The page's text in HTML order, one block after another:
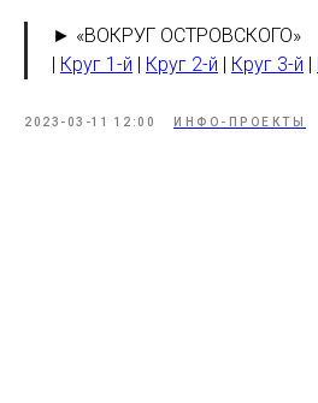
► «ВОКРУГ ОСТРОВСКОГО»
Круг 1-й Круг 2-й Круг 3-й
2023-03-11 12:00 ИНФО-ПРОЕКТЫ